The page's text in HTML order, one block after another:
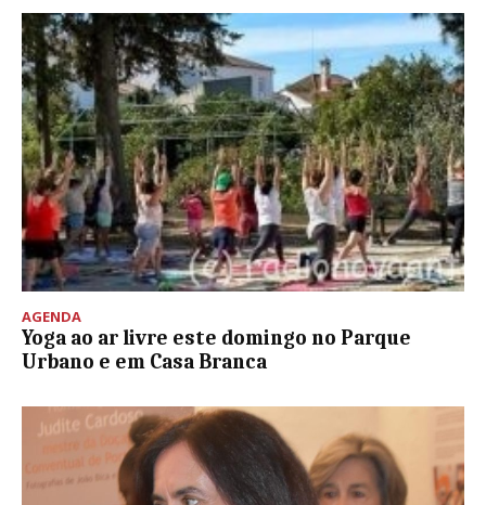
AGENDA
Yoga ao ar livre este domingo no Parque
Urbano e em Casa Branca